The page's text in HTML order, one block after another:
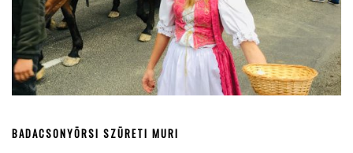
BADACSONYÖRSI SZÜRETI MURI